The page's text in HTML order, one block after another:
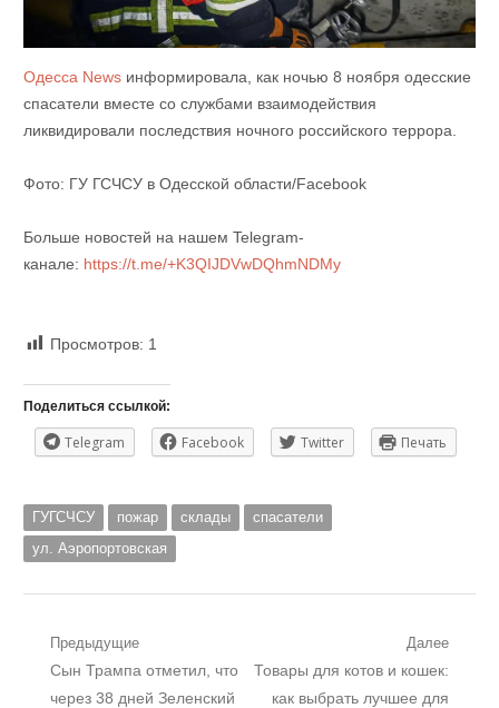
Одесса Newsинформировала, как ночью 8 ноября одесские
спасатели вместе со службами взаимодействия
ликвидировали последствия ночного российского террора.
Фото: ГУ ГСЧСУ в Одесской области/Facebook
Больше новостей на нашем Telegram-
канале: https://t.me/+K3QIJDVwDQhmNDMy
Просмотров: 1
Поделиться ссылкой:
Telegram Facebook Twitter Печать
ГУГСЧСУ пожар склады
спасатели
ул. Аэропортовская
Навигация
по
Предыдущие
Предыдущий
пост:
Сын Трампа отметил, что
через 38 дней Зеленский
Далее
Следующий
пост:
Товары для котов и кошек:
как выбрать лучшее для